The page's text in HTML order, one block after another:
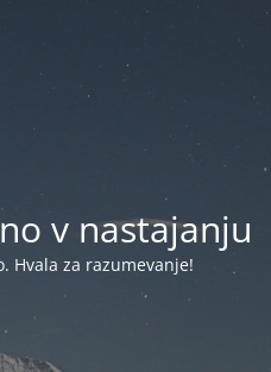
v nastajanju
Hvala za razumevanje!